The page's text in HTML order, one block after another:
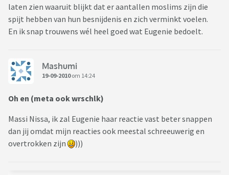
laten zien waaruit blijkt dat er aantallen moslims zijn die
spijt hebben van hun besnijdenis en zich verminkt voelen.
En ik snap trouwens wél heel goed wat Eugenie bedoelt.
Mashumi
19-09-2010om 14:24
Oh en (meta ook wrschlk)
Massi Nissa, ik zal Eugenie haar reactie vast beter snappen
dan jij omdat mijn reacties ook meestal schreeuwerig en
overtrokken zijn
)))